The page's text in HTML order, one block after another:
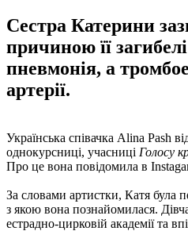
Сестра Катерини
причиною її
пневмонія, а
артерії.
Українська співачка Alina Pash
однокурсниці, учасниці Голосу
Про це вона повідомила в
За словами артистки, Катя
з якою вона познайомилася.
естрадно-цирковій академії та